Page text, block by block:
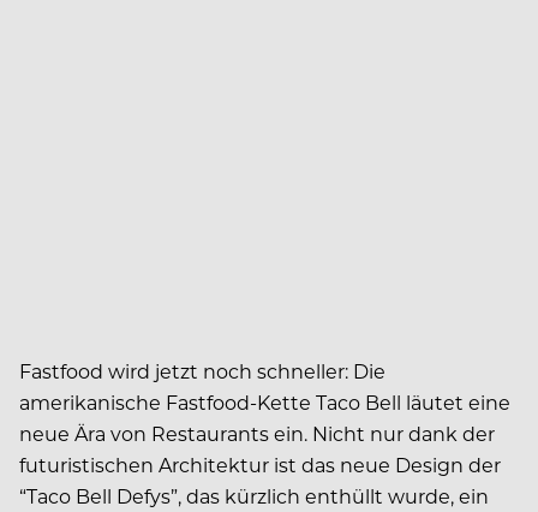
Fastfood wird jetzt noch schneller: Die
amerikanische Fastfood-Kette Taco Bell läutet eine
neue Ära von Restaurants ein. Nicht nur dank der
futuristischen Architektur ist das neue Design der
“Taco Bell Defys”, das kürzlich enthüllt wurde, ein